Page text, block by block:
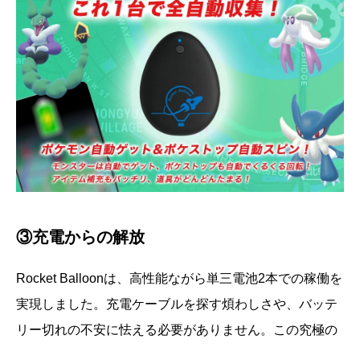
③充電からの解放
Rocket Balloonは、高性能ながら単三電池2本での稼働を
実現しました。充電ケーブルを探す煩わしさや、バッテ
リー切れの不安に怯える必要がありません。この究極の